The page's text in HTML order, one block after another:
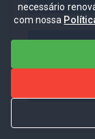
Ordem
necessário
com nossa